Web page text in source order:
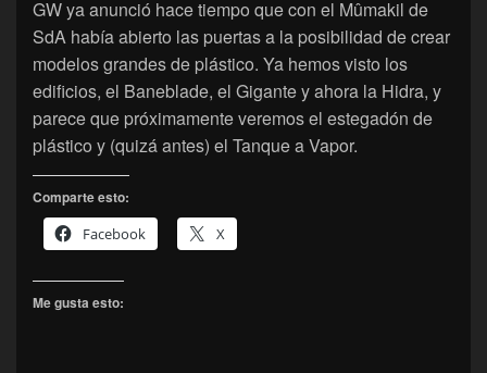
GW ya anunció hace tiempo que con el Mûmakil de
SdA había abierto las puertas a la posibilidad de crear
modelos grandes de plástico. Ya hemos visto los
edificios, el Baneblade, el Gigante y ahora la Hidra, y
parece que próximamente veremos el estegadón de
plástico y (quizá antes) el Tanque a Vapor.
Comparte esto:
Facebook
X
Me gusta esto: